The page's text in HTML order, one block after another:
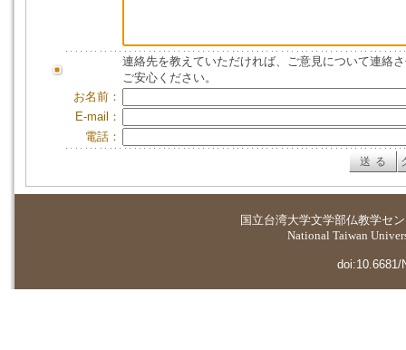
連絡先を教えていただければ、ご意見について連絡
ご安心ください。
お名前：
E-mail：
電話：
国立台湾大学文学部仏教学セ
National Taiwan
doi:10.6681/